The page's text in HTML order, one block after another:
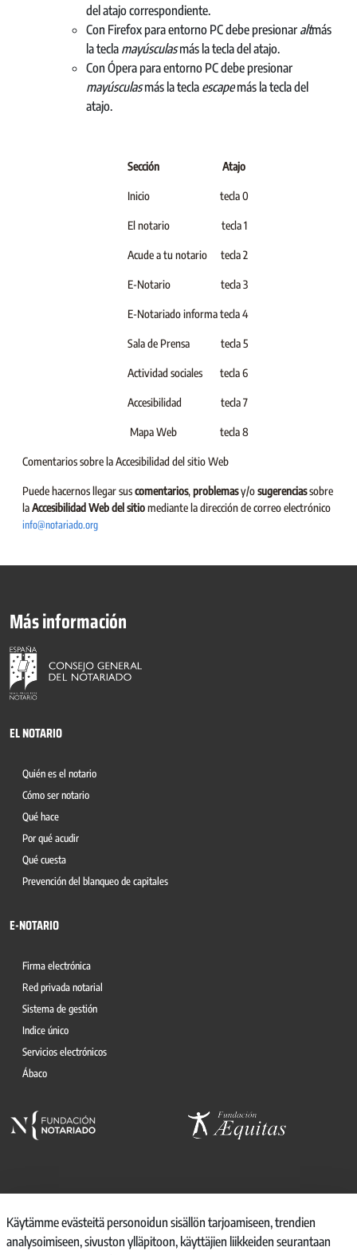
del atajo correspondiente.
Con Firefox para entorno PC debe presionar altmás
la tecla mayúsculasmás la tecla del atajo.
Con Ópera para entorno PC debe presionar
mayúsculasmás la tecla escapemás la tecla del
atajo.
Sección Atajo
Inicio tecla 0
El notario tecla 1
Acude a tu notario tecla 2
E-Notario tecla 3
E-Notariado informatecla 4
Sala de Prensa tecla 5
Actividad sociales tecla 6
Accesibilidad tecla 7
Mapa Web tecla 8
Comentarios sobre la Accesibilidad del sitio Web
Puede hacernos llegar suscomentarios,problemasy/osugerenciassobre
laAccesibilidad Web del sitiomediante la dirección de correo electrónico
info@notariado.org
Más información
EL NOTARIO
Quién es el notario
Cómo ser notario
Qué hace
Por qué acudir
Qué cuesta
Prevención del blanqueo de capitales
E-NOTARIO
Firma electrónica
Red privada notarial
Sistema de gestión
Indice único
Servicios electrónicos
Ábaco
© 2026, CONSEJO GENERAL DEL NOTARIO
CANAL INTERNO DE INFORMACIÓN
Käytämme evästeitä personoidun sisällön tarjoamiseen, trendien
analysoimiseen, sivuston ylläpitoon, käyttäjien liikkeiden seurantaan